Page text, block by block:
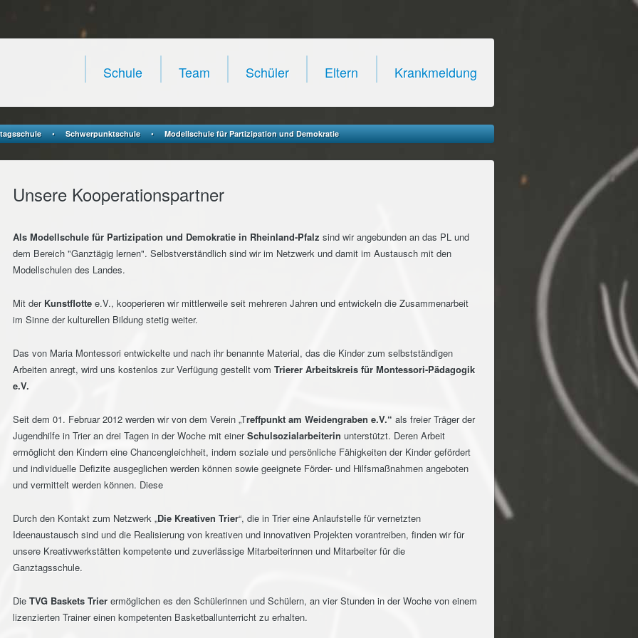
überspringen
Schule Team Schüler Eltern Krankmeldung
• Schwerpunktschule • Modellschule für Partizipation und Demokratie
Unsere Kooperationspartner
Als Modellschule für Partizipation und Demokratie in Rheinland-Pfalz sind wir angebunden an das PL und
dem Bereich "Ganztägig lernen". Selbstverständlich sind wir im Netzwerk und damit im Austausch mit den
Modellschulen des Landes.
Mit der Kunstflotte e.V., kooperieren wir mittlerweile seit mehreren Jahren und entwickeln die Zusammenarbeit
im Sinne der kulturellen Bildung stetig weiter.
Das von Maria Montessori entwickelte und nach ihr benannte Material, das die Kinder zum selbstständigen
Arbeiten anregt, wird uns kostenlos zur Verfügung gestellt vom Trierer Arbeitskreis für Montessori-Pädagogik
e.V.
Seit dem 01. Februar 2012 werden wir von dem Verein „Treffpunkt am Weidengraben e.V.“ als freier Träger der
Jugendhilfe in Trier an drei Tagen in der Woche mit einerSchulsozialarbeiterin unterstützt. Deren Arbeit
ermöglicht den Kindern eine Chancengleichheit, indem soziale und persönliche Fähigkeiten der Kinder gefördert
und individuelle Defizite ausgeglichen werden können sowie geeignete Förder- und Hilfsmaßnahmen angeboten
und vermittelt werden können. Diese
Durch den Kontakt zum Netzwerk „Die Kreativen Trier“, die in Trier eine Anlaufstelle für vernetzten
Ideenaustausch sind und die Realisierung von kreativen und innovativen Projekten vorantreiben, finden wir für
unsere Kreativwerkstätten kompetente und zuverlässige Mitarbeiterinnen und Mitarbeiter für die
Ganztagsschule.
Die TVG Baskets Trier ermöglichen es den Schülerinnen und Schülern, an vier Stunden in der Woche von einem
lizenzierten Trainer einen kompetenten Basketballunterricht zu erhalten.